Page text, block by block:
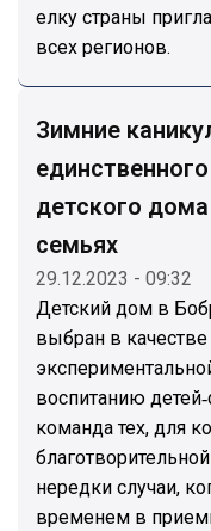
елку страны
всех регионов.
Зимние
детского
семьях
29.12.2023 - 09:32
Детский дом в
выбран в
воспитанию
команда тех, для
нередки случаи,
временем в